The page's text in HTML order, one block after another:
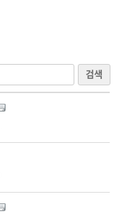
검색